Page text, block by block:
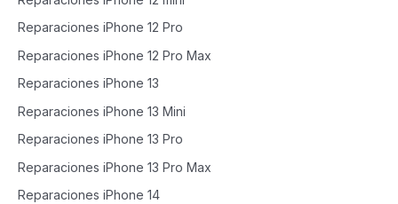
Reparaciones iPhone 12 Pro
Reparaciones iPhone 12 Pro Max
Reparaciones iPhone 13
Reparaciones iPhone 13 Mini
Reparaciones iPhone 13 Pro
Reparaciones iPhone 13 Pro Max
Reparaciones iPhone 14